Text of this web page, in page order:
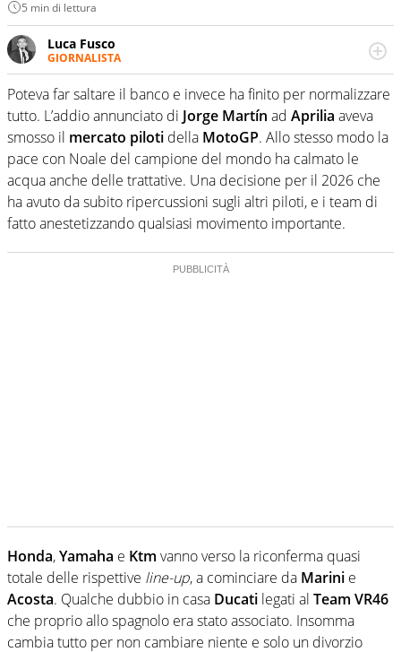
5 min di lettura
Luca Fusco
GIORNALISTA
Giornalista multimediale. Quando si accendono i motori,
lui sgasa, impenna, derapa. E spesso e volentieri finisce
sul podio
Poteva far saltare il banco e invece ha finito per normalizzare
tutto. L’addio annunciato di Jorge Martín ad Aprilia aveva
smosso il mercato piloti della MotoGP. Allo stesso modo la
pace con Noale del campione del mondo ha calmato le
acqua anche delle trattative. Una decisione per il 2026 che
ha avuto da subito ripercussioni sugli altri piloti, e i team di
fatto anestetizzando qualsiasi movimento importante.
Honda,Yamaha e Ktm vanno verso la riconferma quasi
totale delle rispettive line-up, a cominciare da Marini e
Acosta. Qualche dubbio in casa Ducati legati al Team VR46
che proprio allo spagnolo era stato associato. Insomma
cambia tutto per non cambiare niente e solo un divorzio